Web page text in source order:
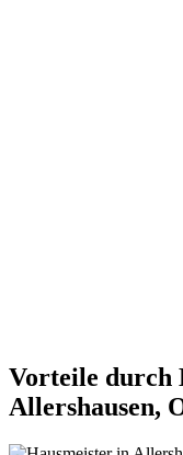
Vorteile durch
Allershausen,